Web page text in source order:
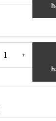
+